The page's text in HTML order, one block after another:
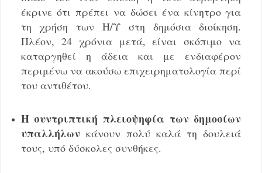
έκρινε ότι πρέπει να δώσει ένα κίνητρο για
τη χρήση των Η/Υ στη δημόσια διοίκηση.
Πλέον, 24 χρόνια μετά, είναι σκόπιμο να
καταργηθεί η άδεια και με ενδιαφέρον
περιμένω να ακούσω επιχειρηματολογία περί
του αντιθέτου.
Η συντριπτική πλειοψηφία των δημοσίων
υπαλλήλωνκάνουν πολύ καλά τη δουλειά
τους, υπό δύσκολες συνθήκες.